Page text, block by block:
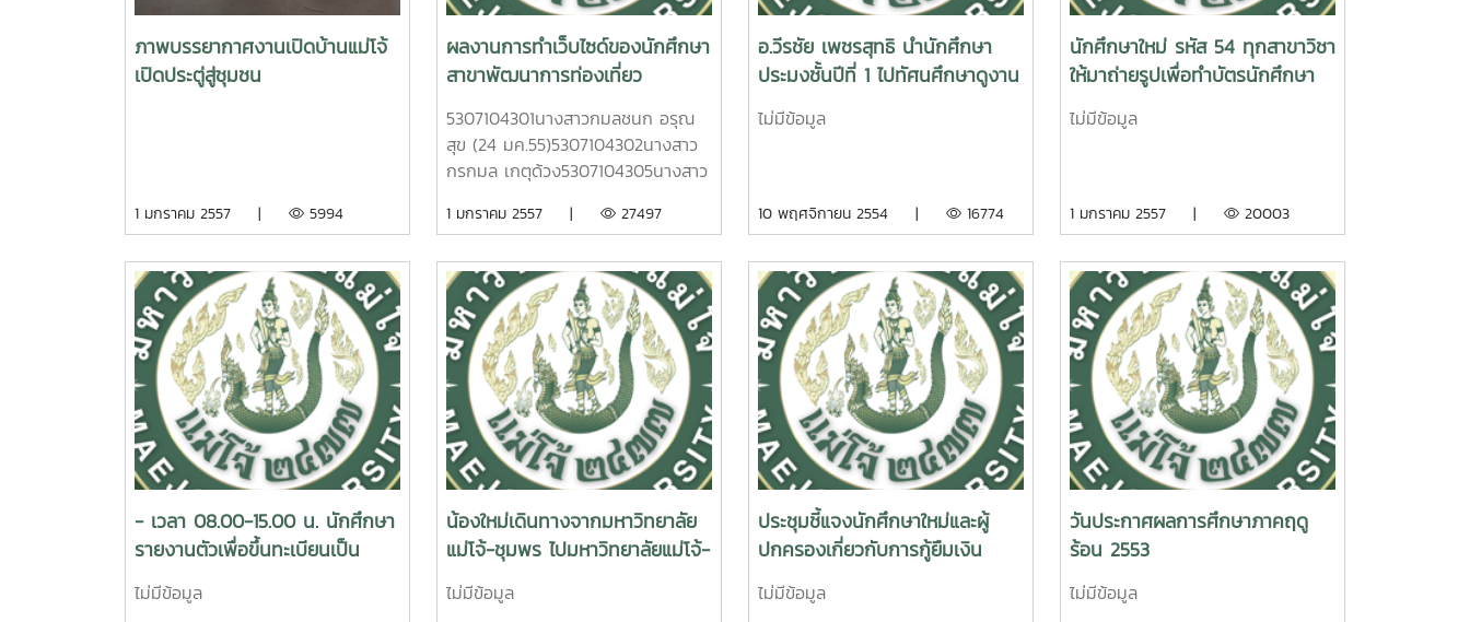
ภาพบรรยากาศงานเปิดบ้านแม่โจ้
เปิดประตู่สู่ชุมชน
1 มกราคม 2557 | 5994
ผลงานการทำเว็บไซด์ของนักศึกษา
สาขาพัฒนาการท่องเที่ยว
1/2554)
5307104301นางสาวกมลชนก อรุณ
สุข (24 มค.55)5307104302นางสาว
กรกมล เกตุด้วง5307104305นางสาว
55)5307104306นางสาวชนาพร ทอง
พงศ์ เพชรเครือ()5307104309นาย
ณัฐพล ชินโคตร(24 มค.
55)5307104310นางสาวดวงแก้ว บุญ
พิรุณรักษา(24 มค.
55)5307104311นางสาวดวงขวัญ บุญ
พิรุณรักษา(24 มค.
55)5307104312นายตรัมีซู ยูโซะ(24
มค. 55)5307104313นางสาวทัดดาว
วงศ์คำจันทร์(24 มค.
55)5307104315นางสาวเบญจมาภรณ์
ลือสวัสดิ์()5307104316นางสาวปรีญา
พัชญ์ อาริยโรจน์กุล(24 มค.
55)5307104318นางสาวปิยนุช เกื้อ
1 มกราคม 2557 | 27497
อ.วีรชัย เพชรสุทธิ นำนักศึกษา
ประมงชั้นปีที่ 1 ไปทัศนศึกษาดูงาน
ที่ศูนย์วิจัยและพัฒนาประมงชายฝั่ง
ชุมพร
ไม่มีข้อมูล
10 พฤศจิกายน 2554 | 16774
นักศึกษาใหม่ รหัส 54 ทุกสาขาวิชา
ให้มาถ่ายรูปเพื่อทำบัตรนักศึกษา
ไม่มีข้อมูล
1 มกราคม 2557 | 20003
- เวลา 08.00-15.00 น. นักศึกษา
รายงานตัวเพื่อขึ้นทะเบียนเป็น
นักศึกษาใหม่และรับการตรวจ
ร่างกาย ณ ศูนย์กีฬากาญจนา
ไม่มีข้อมูล
น้องใหม่เดินทางจากมหาวิทยาลัย
แม่โจ้-ชุมพร ไปมหาวิทยาลัยแม่โจ้-
เชียงใหม่ เวลา 17.00 น.
ไม่มีข้อมูล
ประชุมชี้แจงนักศึกษาใหม่และผู้
ปกครองเกี่ยวกับการกู้ยืมเงิน
กองทุนให้กู้ยืมเพื่อการศึกษา
ไม่มีข้อมูล
วันประกาศผลการศึกษาภาคฤดู
ร้อน 2553
ไม่มีข้อมูล